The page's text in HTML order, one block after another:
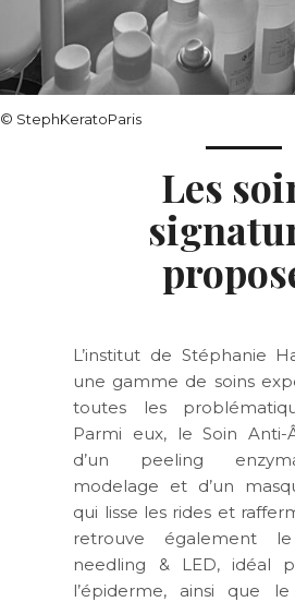
© StephKeratoParis
Les
L’institut de Stéphanie
une gamme de soins
toutes les
Parmi eux, leSoin Anti-
d’un peeling
modelage et d’un
qui lisse les rides et
retrouve également
needling & LED, idéal
l’épiderme, ainsi que le